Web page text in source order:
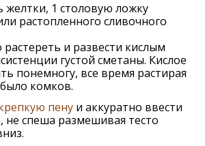
желтки, 1 столовую ложку
растопленного сливочного
и развести кислым
густой сметаны. Кислое
понемногу, все время растирая
комков.
пену и аккуратно ввести
не спеша размешивая тесто